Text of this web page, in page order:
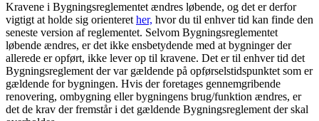
Kravene i Bygningsreglementet ændres løbende, og det er derfor
vigtigt at holde sig orienteret her, hvor du til enhver tid kan finde den
seneste version af reglementet. Selvom Bygningsreglementet
løbende ændres, er det ikke ensbetydende med at bygninger der
allerede er opført, ikke lever op til kravene. Det er til enhver tid det
Bygningsreglement der var gældende på opførselstidspunktet som er
gældende for bygningen. Hvis der foretages gennemgribende
renovering, ombygning eller bygningens brug/funktion ændres, er
det de krav der fremstår i det gældende Bygningsreglement der skal